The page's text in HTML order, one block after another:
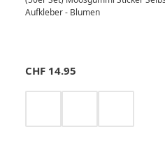
Aufkleber - Blumen
CHF 14.95